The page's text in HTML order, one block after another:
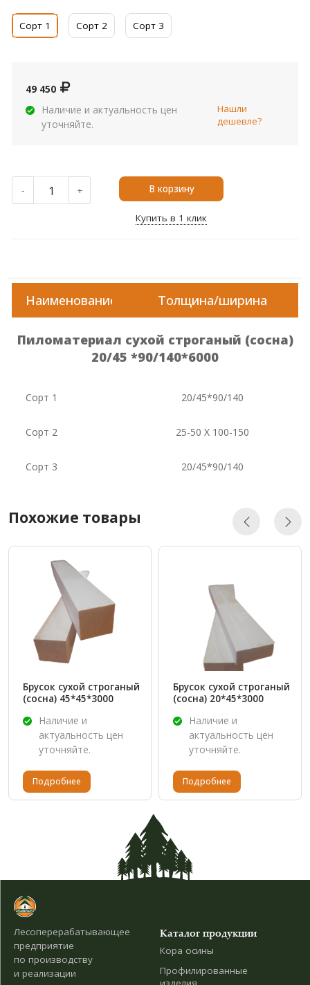
Сорт 1 Сорт 2 Сорт 3
49 450
Наличие и актуальность цен
уточняйте.
Нашли
дешевле?
- + В корзину
Купить в 1 клик
Наименование Толщина/ширина
Пиломатериал сухой строганый (сосна)
20/45 *90/140*6000
Сорт 1
Сорт 2
Сорт 3
20/45*90/140
25-50 X 100-150
20/45*90/140
Похожие товары
Брусок сухой строганый
(сосна) 45*45*3000
Наличие и
актуальность цен
уточняйте.
Подробнее
Брусок сухой строганый
(сосна) 20*45*3000
Наличие и
актуальность цен
уточняйте.
Подробнее
Лесоперерабатывающее
предприятие
по производству
и реализации
Каталог продукции
Кора осины
Профилированные